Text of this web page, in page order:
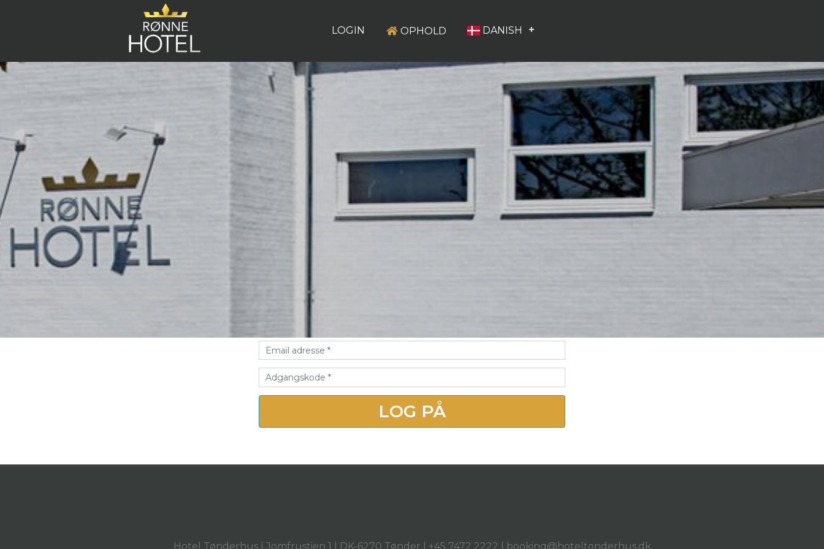
LOGIN OPHOLD DANISH
Login Form
LOG PÅ
Hotel Tønderhus | Jomfrustien 1 | DK-6270 Tønder | +45 7472 2222 | booking@hoteltonderhus.dk